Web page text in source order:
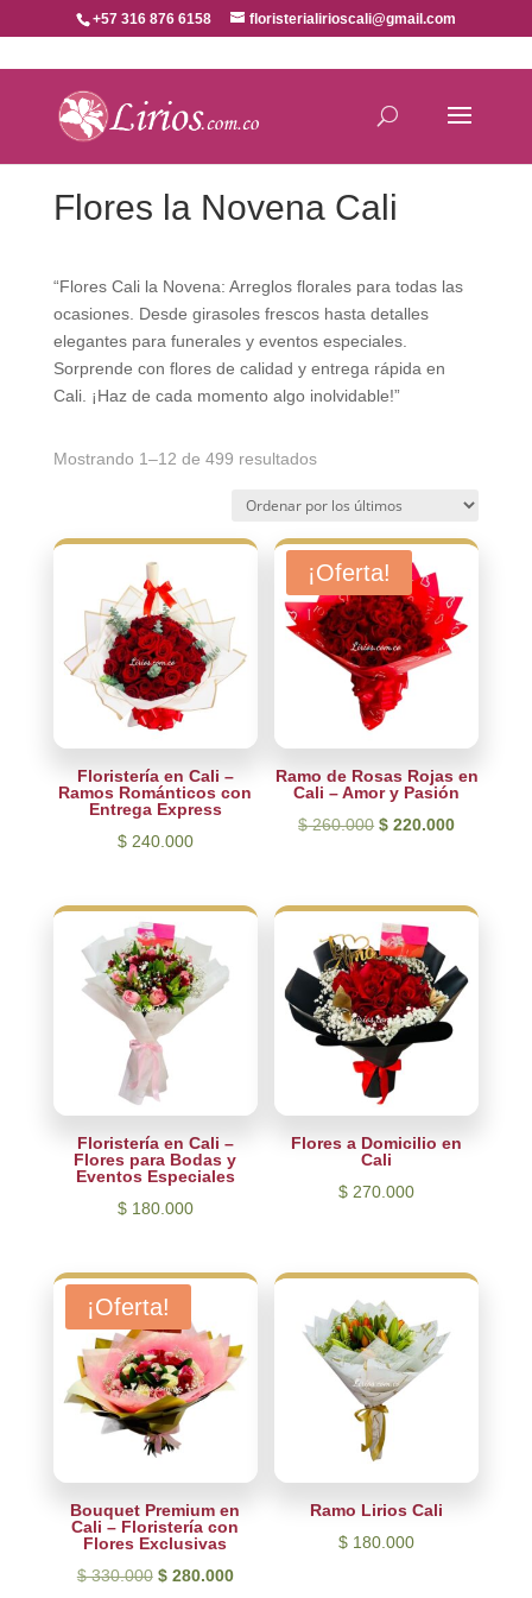
+57 316 876 6158 floristerialirioscali@gmail.com
Flores la Novena Cali
“Flores Cali la Novena: Arreglos florales para todas las
ocasiones. Desde girasoles frescos hasta detalles
elegantes para funerales y eventos especiales.
Sorprende con flores de calidad y entrega rápida en
Cali. ¡Haz de cada momento algo inolvidable!”
Mostrando 1–12 de 499 resultadosOrdenado
los
últimos
Floristería en Cali –
Ramos Románticos con
Entrega Express
$240.000
¡Oferta!
Ramo de Rosas Rojas en
Cali – Amor y Pasión
$260.000 El
era:
$ 260.000.
$ 220.000El
es:
Floristería en Cali –
Flores para Bodas y
Eventos Especiales
$180.000
Flores a Domicilio en
Cali
$ 270.000
¡Oferta!
Bouquet Premium en
Cali – Floristería con
Flores Exclusivas
$330.000 El
$280.000El
Ramo Lirios Cali
$ 180.000